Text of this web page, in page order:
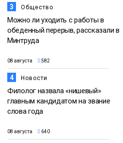
3 Общество
Можно ли уходить с работы в
обеденный перерыв, рассказали в
Минтруда
08 августа 582
4 Новости
Филолог назвала «нишевый»
главным кандидатом на звание
слова года
08 августа 640